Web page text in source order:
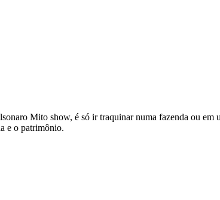
Mito show, é só ir traquinar numa fazenda ou
e o patrimônio.